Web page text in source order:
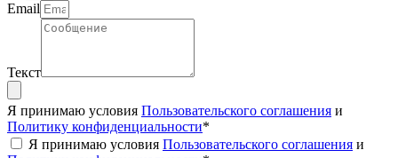
Email
Текст
Я принимаю условия Пользовательского соглашения и
Политику конфиденциальности*
Я принимаю условия Пользовательского соглашения и